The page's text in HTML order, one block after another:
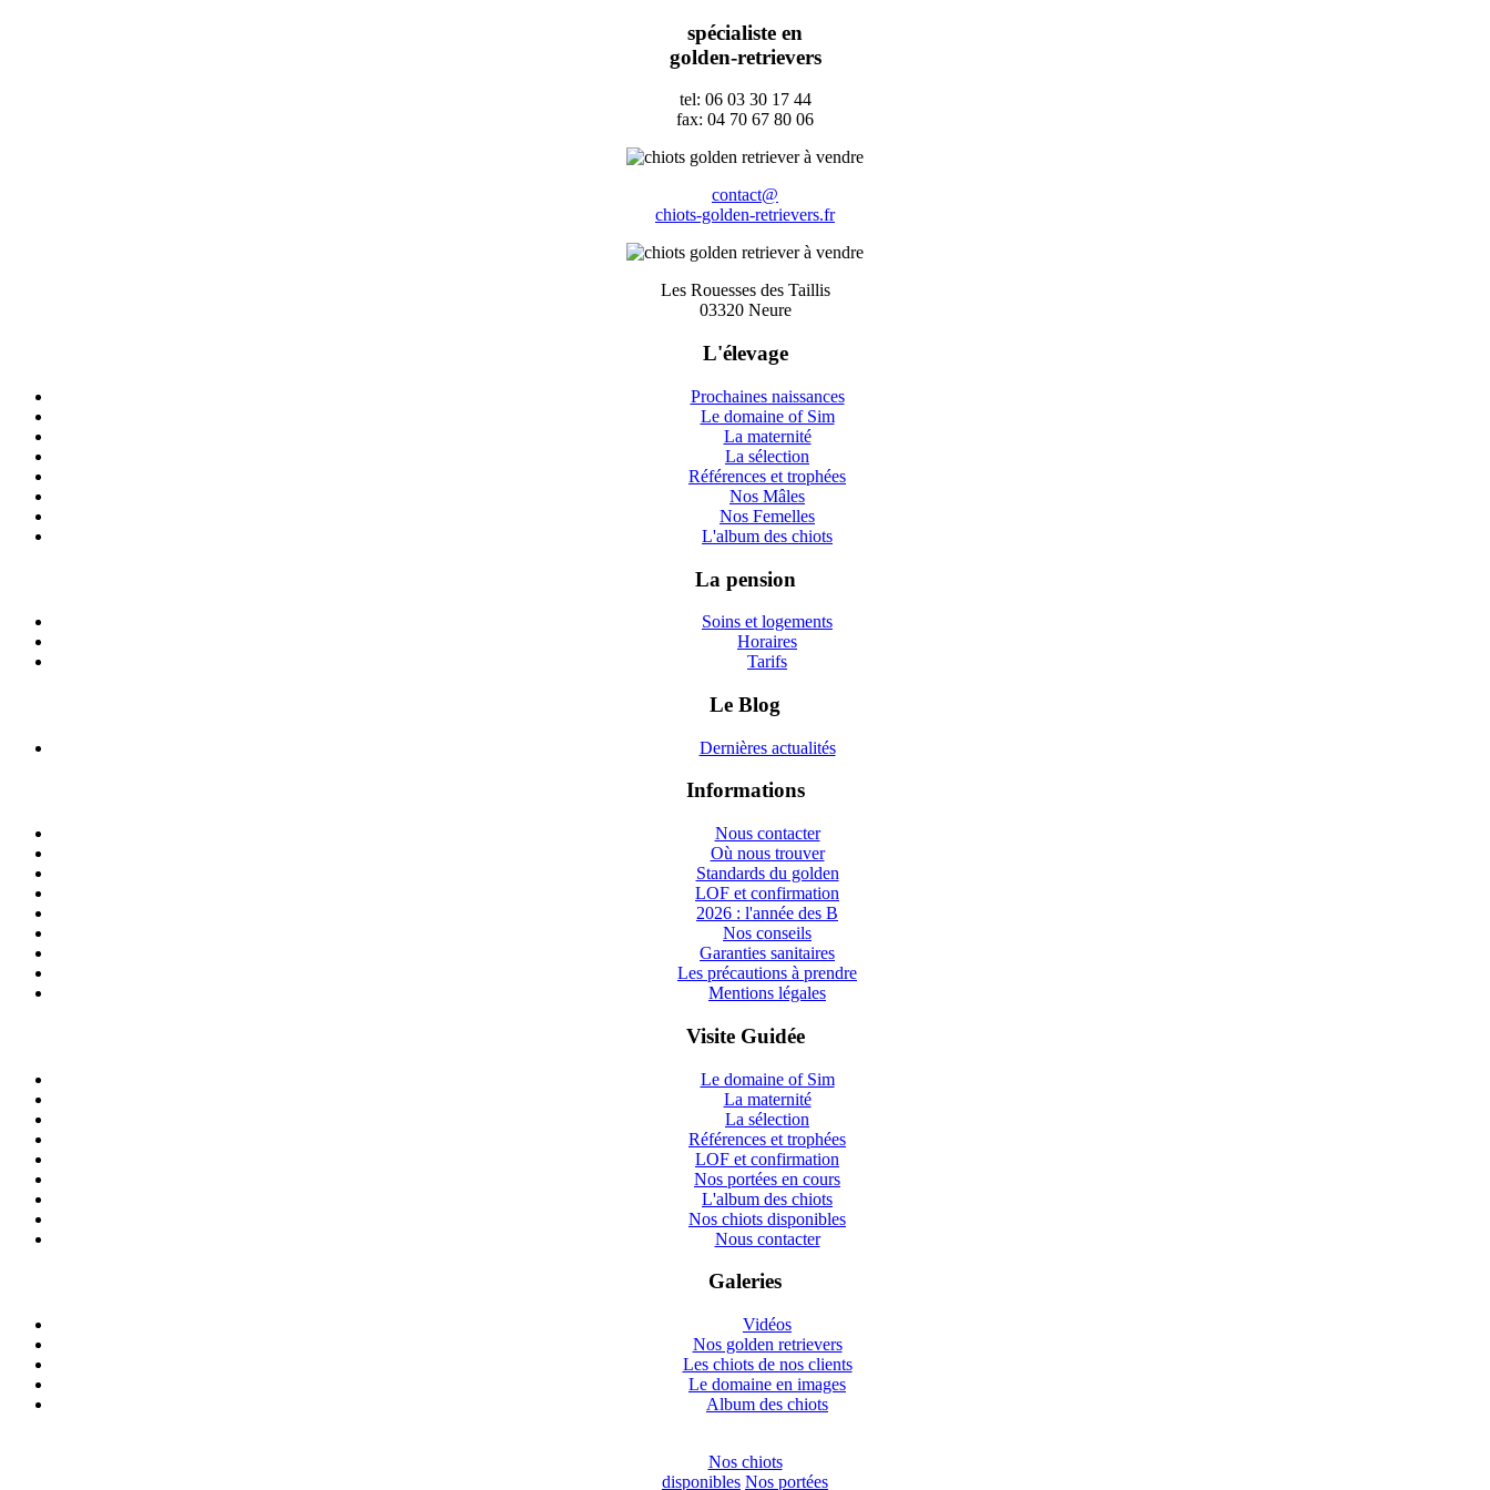
spécialiste en
golden-retrievers
tel: 06 03 30 17 44
fax: 04 70 67 80 06
contact@
chiots-golden-retrievers.fr
Les Rouesses des Taillis
03320 Neure
L'élevage
Prochaines naissances
Le domaine of Sim
La maternité
La sélection
Références et trophées
Nos Mâles
Nos Femelles
L'album des chiots
La pension
Soins et logements
Horaires
Tarifs
Le Blog
Dernières actualités
Informations
Nous contacter
Où nous trouver
Standards du golden
LOF et confirmation
2026 : l'année des B
Nos conseils
Garanties sanitaires
Les précautions à prendre
Mentions légales
Visite Guidée
Le domaine of Sim
La maternité
La sélection
Références et trophées
LOF et confirmation
Nos portées en cours
L'album des chiots
Nos chiots disponibles
Nous contacter
Galeries
Vidéos
Nos golden retrievers
Les chiots de nos clients
Le domaine en images
Album des chiots
Nos chiots
disponibles Nos portées